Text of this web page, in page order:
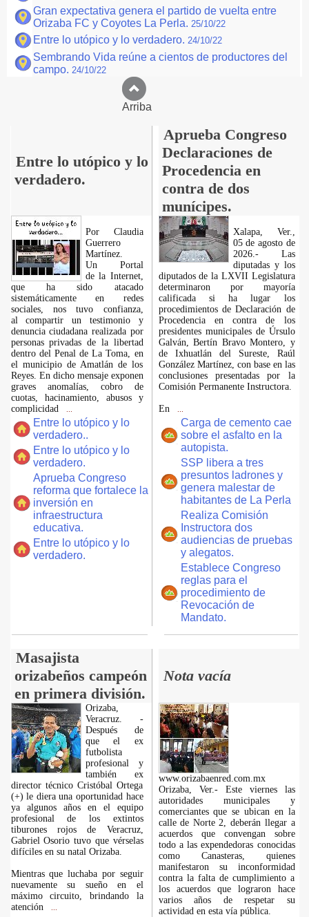
Gran expectativa genera el partido de vuelta entre
Orizaba FC y Coyotes La Perla. 25/10/22
Entre lo utópico y lo verdadero. 24/10/22
Sembrando Vida reúne a cientos de productores del
campo. 24/10/22
Arriba
Entre lo utópico y lo
verdadero.
Aprueba Congreso
Declaraciones de
Procedencia en
contra de dos
munícipes.
Por Claudia
Guerrero
Martínez.
​Un Portal
de la Internet,
que ha sido atacado
sistemáticamente en redes
sociales, nos tuvo confianza,
al compartir un testimonio y
denuncia ciudadana realizada por
personas privadas de la libertad
dentro del Penal de La Toma, en
el municipio de Amatlán de los
Reyes. En dicho mensaje exponen
graves anomalías, cobro de
cuotas, hacinamiento, abusos y
complicidad
Entre lo utópico y lo
verdadero..
Entre lo utópico y lo
verdadero.
Aprueba Congreso
reforma que fortalece la
inversión en
infraestructura
educativa.
Entre lo utópico y lo
verdadero.
Xalapa, Ver.,
05 de agosto de
2026.- Las
diputadas y los
diputados de la LXVII Legislatura
determinaron por mayoría
calificada si ha lugar los
procedimientos de Declaración de
Procedencia en contra de los
presidentes municipales de Úrsulo
Galván, Bertín Bravo Montero, y
de Ixhuatlán del Sureste, Raúl
González Martínez, con base en las
conclusiones presentadas por la
Comisión Permanente Instructora.
En
Carga de cemento cae
sobre el asfalto en la
autopista.
SSP libera a tres
presuntos ladrones y
genera malestar de
habitantes de La Perla
Realiza Comisión
Instructora dos
audiencias de pruebas
y alegatos.
Establece Congreso
reglas para el
procedimiento de
Revocación de
Mandato.
Masajista
orizabeños campeón
en primera división.
Nota vacía
Orizaba,
Veracruz. -
Después de
que el ex
futbolista
profesional y
también ex
director técnico Cristóbal Ortega
(+) le diera una oportunidad hace
ya algunos años en el equipo
profesional de los extintos
tiburones rojos de Veracruz,
Gabriel Osorio tuvo que vérselas
difíciles en su natal Orizaba.
Mientras que luchaba por seguir
nuevamente su sueño en el
máximo circuito, brindando la
atención
www.orizabaenred.com.mx
Orizaba, Ver.- Este viernes las
autoridades municipales y
comerciantes que se ubican en la
calle de Norte 2, deberán llegar a
acuerdos que convengan sobre
todo a las expendedoras conocidas
como Canasteras, quienes
manifestaron su inconformidad
contra la falta de cumplimiento a
los acuerdos que lograron hace
varios años de respetar su
actividad en esta vía pública.